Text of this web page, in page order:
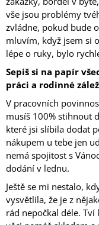
vše jsou problémy
zvládne, pokud bude
mluvím, když jsem si
lépe o ruky, bylo
Sepiš si na papír
práci a rodinné
V pracovních
musíš 100% stihnout
které jsi slíbila dodat
nákupem u tebe jen
nemá spojitost s
dodání v lednu.
Ještě se mi nestalo,
vysvětlila, že je z
rád nepočkal déle. Tví
D
O
P
O
R
U
Č
U
J
E
M
E
KOMPLET
PODPRSENKY
A
KALHOTEK